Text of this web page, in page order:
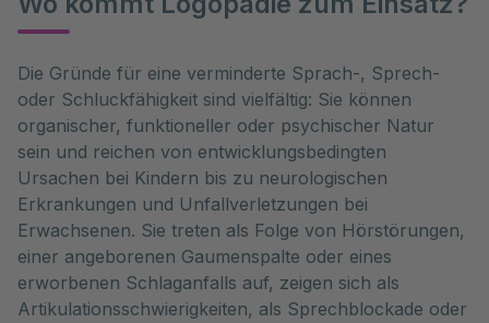
Die Gründe für eine verminderte Sprach-, Sprech-
oder Schluckfähigkeit sind vielfältig: Sie können
organischer, funktioneller oder psychischer Natur
sein und reichen von entwicklungsbedingten
Ursachen bei Kindern bis zu neurologischen
Erkrankungen und Unfallverletzungen bei
Erwachsenen. Sie treten als Folge von Hörstörungen,
einer angeborenen Gaumenspalte oder eines
erworbenen Schlaganfalls auf, zeigen sich als
Artikulationsschwierigkeiten, als Sprechblockade oder